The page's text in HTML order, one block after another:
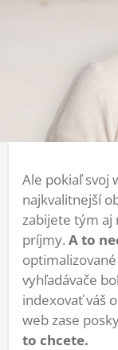
Ale pokiaľ svoj
najkvalitnejší
zabijete tým aj
príjmy. A to
vyhľadávače
indexovať váš
web zase
to chcete.